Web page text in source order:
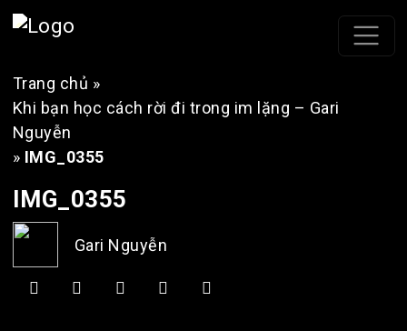
Trang chủ »
Khi bạn học cách rời đi trong im lặng – Gari
Nguyễn
» IMG_0355
IMG_0355
Gari Nguyễn